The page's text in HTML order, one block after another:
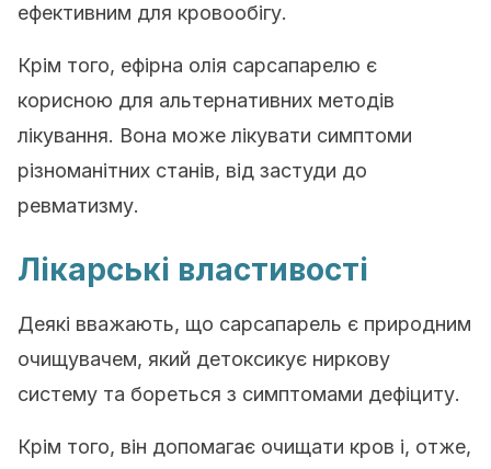
ефективним для кровообігу.
Крім того, ефірна олія сарсапарелю є
корисною для альтернативних методів
лікування. Вона може лікувати симптоми
різноманітних станів, від застуди до
ревматизму.
Лікарські властивості
Деякі вважають, що сарсапарель є природним
очищувачем, який детоксикує ниркову
систему та бореться з симптомами дефіциту.
Крім того, він допомагає очищати кров і, отже,